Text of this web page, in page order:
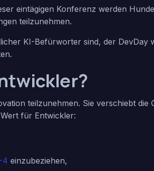
eintägigen Konferenz werden
teilzunehmen.
KI-Befürworter sind, der DevDay
teilzunehmen. Sie verschiebt die
für Entwickler:
4 einzubeziehen,